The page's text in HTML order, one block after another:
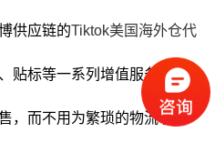
供应链的Tiktok美国海外仓代
贴标等一系列增值服务，让
，而不用为繁琐的物流事务